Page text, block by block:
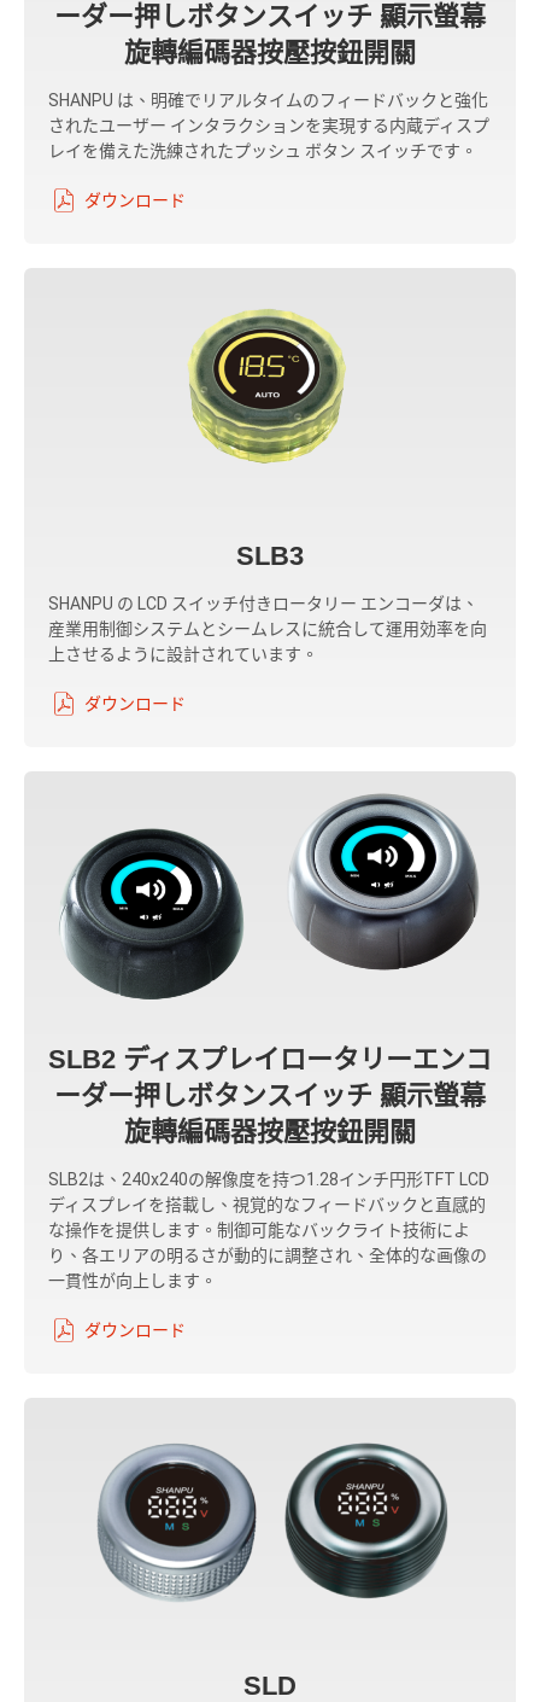
ーダー押しボタンスイッチ 顯示螢幕
旋轉編碼器按壓按鈕開關
SHANPU は、明確でリアルタイムのフィードバックと強化
されたユーザー インタラクションを実現する内蔵ディスプ
レイを備えた洗練されたプッシュ ボタン スイッチです。
ダウンロード
SLB3
SHANPU の LCD スイッチ付きロータリー エンコーダは、
産業用制御システムとシームレスに統合して運用効率を向
上させるように設計されています。
ダウンロード
SLB2 ディスプレイロータリーエンコ
ーダー押しボタンスイッチ 顯示螢幕
旋轉編碼器按壓按鈕開關
SLB2は、240x240の解像度を持つ1.28インチ円形TFT LCD
ディスプレイを搭載し、視覚的なフィードバックと直感的
な操作を提供します。制御可能なバックライト技術によ
り、各エリアの明るさが動的に調整され、全体的な画像の
一貫性が向上します。
ダウンロード
SLD